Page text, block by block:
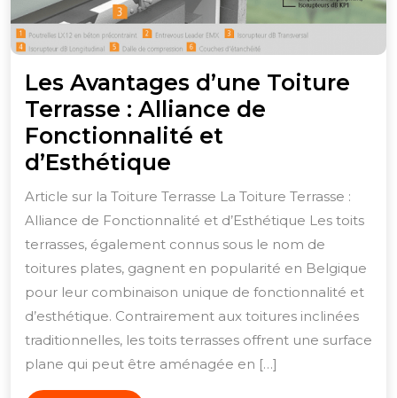
Les Avantages d’une Toiture
Terrasse : Alliance de
Fonctionnalité et
d’Esthétique
Avantages
d’une
Toiture
Terrasse
:
Alliance
de
Fonctionnalité
Article sur la Toiture Terrasse La Toiture Terrasse :
Alliance de Fonctionnalité et d’Esthétique Les toits
terrasses, également connus sous le nom de
toitures plates, gagnent en popularité en Belgique
pour leur combinaison unique de fonctionnalité et
d’esthétique. Contrairement aux toitures inclinées
traditionnelles, les toits terrasses offrent une surface
plane qui peut être aménagée en […]